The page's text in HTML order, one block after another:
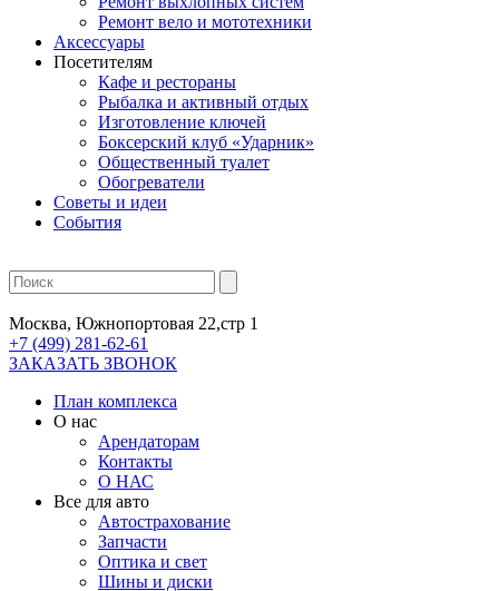
Ремонт вело и мототехники
Аксессуары
Посетителям
Кафе и рестораны
Рыбалка и активный отдых
Изготовление ключей
Боксерский клуб «Ударник»
Общественный туалет
Обогреватели
Советы и идеи
События
Москва, Южнопортовая 22,стр 1
+7 (499) 281-62-61
ЗАКАЗАТЬ ЗВОНОК
План комплекса
О нас
Арендаторам
Контакты
О НАС
Все для авто
Автострахование
Запчасти
Оптика и свет
Шины и диски